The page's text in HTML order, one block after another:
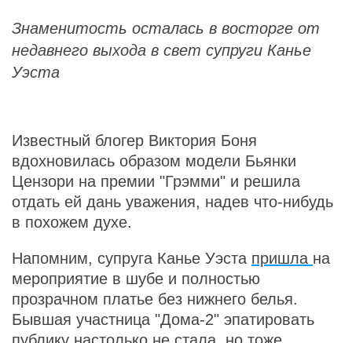
Знаменитость осталась в восторге от
недавнего выхода в свет супруги Канье
Уэста
Известный блогер Виктория Боня
вдохновилась образом модели Бьянки
Цензори на премии "Грэмми" и решила
отдать ей дань уважения, надев что-нибудь
в похожем духе.
Напомним, супруга Канье Уэста пришла на
мероприятие в шубе и полностью
прозрачном платье без нижнего белья.
Бывшая участница "Дома-2" эпатировать